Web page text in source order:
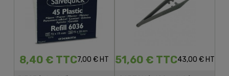
8,40 € TTC7,00 € HT 51,60 € TTC43,00 € HT